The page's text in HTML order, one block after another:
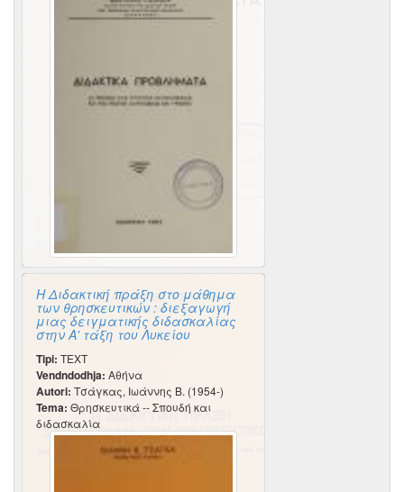
Η Διδακτική πράξη στο μάθημα
των θρησκευτικών : διεξαγωγή
μιας δειγματικής διδασκαλίας
στην Α' τάξη του Λυκείου
Tipi: TEXT
Vendndodhja: Αθήνα
Autori: Τσάγκας, Ιωάννης Β. (1954-)
Tema: Θρησκευτικά -- Σπουδή και
διδασκαλία